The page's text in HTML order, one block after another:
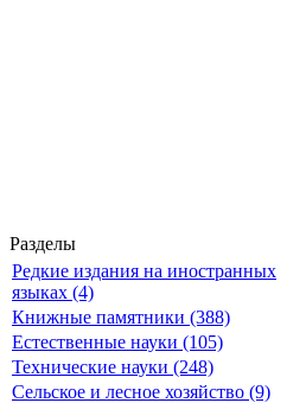
Разделы
Редкие издания на иностранных
языках (4)
Книжные памятники (388)
Естественные науки (105)
Технические науки (248)
Сельское и лесное хозяйство (9)